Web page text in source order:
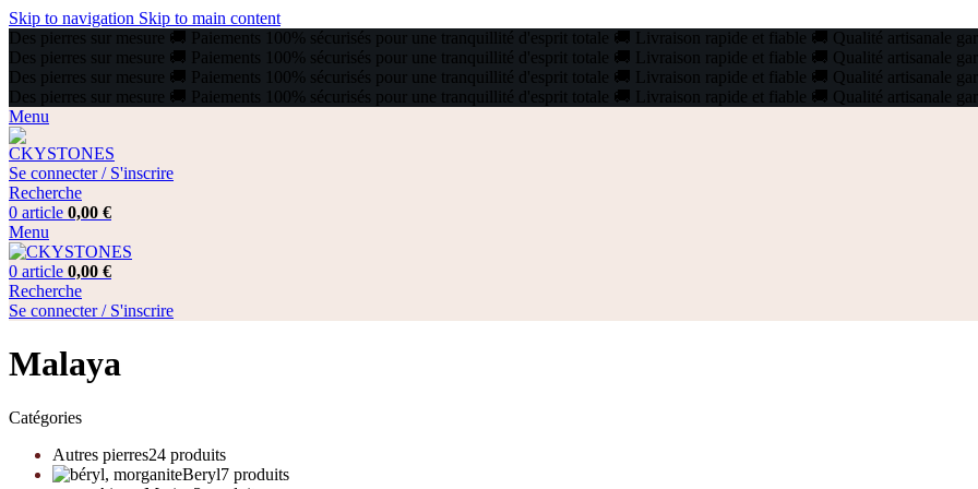
Skip to navigation Skip to main content
Des pierres sur mesure 🚚 Paiements 100% sécurisés pour une tranquillité d'esprit totale 🚚 Livraison rapide et fiable 🚚 Qualité artisanale
Des pierres sur mesure 🚚 Paiements 100% sécurisés pour une tranquillité d'esprit totale 🚚 Livraison rapide et fiable 🚚 Qualité artisanale
Des pierres sur mesure 🚚 Paiements 100% sécurisés pour une tranquillité d'esprit totale 🚚 Livraison rapide et fiable 🚚 Qualité artisanale
Des pierres sur mesure 🚚 Paiements 100% sécurisés pour une tranquillité d'esprit totale 🚚 Livraison rapide et fiable 🚚 Qualité artisanale
Menu
Se connecter / S'inscrire
Recherche
0 article 0,00 €
Menu
0 article 0,00 €
Recherche
Se connecter / S'inscrire
Malaya
Catégories
Autres pierres24 produits
Beryl7 produits